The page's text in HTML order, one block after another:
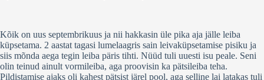
Kõik on uus septembrikuus ja nii hakkasin üle pika aja jälle leiba
küpsetama. 2 aastat tagasi lumelaagris sain leivaküpsetamise pisiku ja
siis mõnda aega tegin leiba päris tihti. Nüüd tuli uuesti isu peale. Seni
olin teinud ainult vormileiba, aga proovisin ka pätsileiba teha.
Pildistamise ajaks oli kahest pätsist järel pool, aga selline lai latakas tuli